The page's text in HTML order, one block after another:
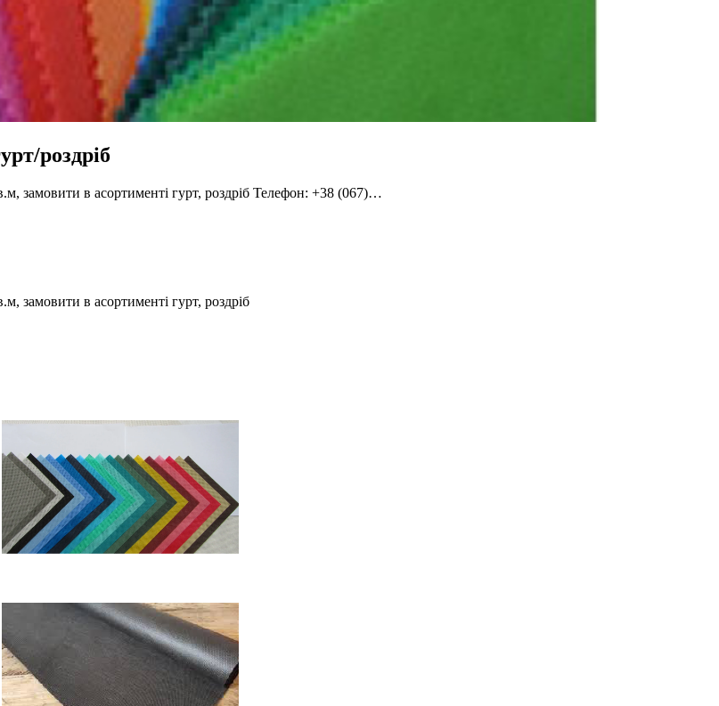
роздріб
замовити в асортименті гурт, роздріб Телефон: +38 (067)…
замовити в асортименті гурт, роздріб